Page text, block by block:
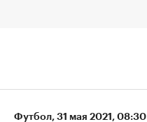
Футбол⁠, 31 мая 2021, 08:30